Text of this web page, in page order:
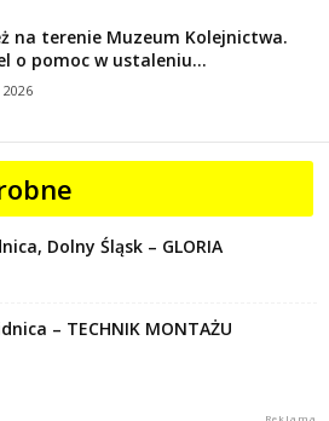
na terenie Muzeum Kolejnictwa.
o pomoc w ustaleniu...
Dolny Śląsk – GLORIA
– TECHNIK MONTAŻU